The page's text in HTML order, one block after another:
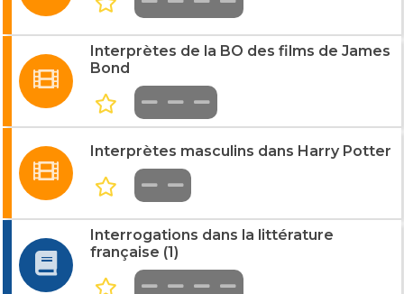
Interprètes de la BO des films de James
Bond
Interprètes masculins dans Harry Potter
Interrogations dans la littérature
française (1)